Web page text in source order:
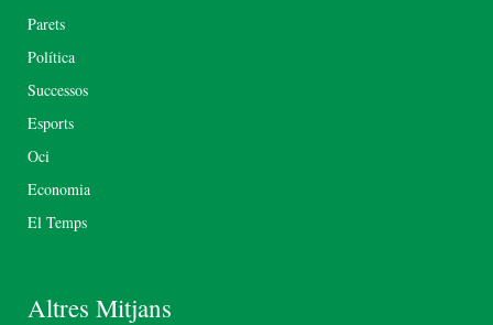
Parets
Política
Successos
Esports
Oci
Economia
El Temps
Altres Mitjans